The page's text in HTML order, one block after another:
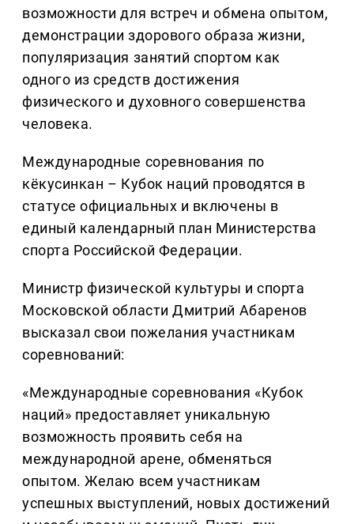
возможности для встреч и обмена опытом,
демонстрации здорового образа жизни,
популяризация занятий спортом как
одного из средств достижения
физического и духовного совершенства
человека.
Международные соревнования по
кёкусинкан – Кубок наций проводятся в
статусе официальных и включены в
единый календарный план Министерства
спорта Российской Федерации.
Министр физической культуры и спорта
Московской области Дмитрий Абаренов
высказал свои пожелания участникам
соревнований:
«Международные соревнования «Кубок
наций» предоставляет уникальную
возможность проявить себя на
международной арене, обменяться
опытом. Желаю всем участникам
успешных выступлений, новых достижений